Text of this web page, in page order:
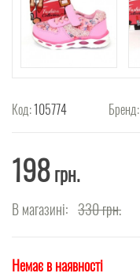
Код:105774 Бренд:
198грн.
В магазині: 330грн.
Немає в наявності